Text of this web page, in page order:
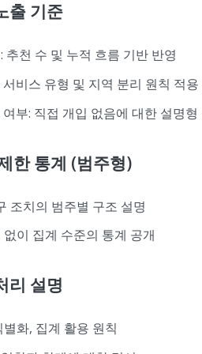
출 기준
추천 수 및 누적 흐름 기반 반영
비스 유형 및 지역 분리 원칙 적용
여부: 직접 개입 없음에 대한 설명형
한 통계 (범주형)
조치의 범주별 구조 설명
이 집계 수준의 통계 공개
리 설명
화, 집계 활용 원칙